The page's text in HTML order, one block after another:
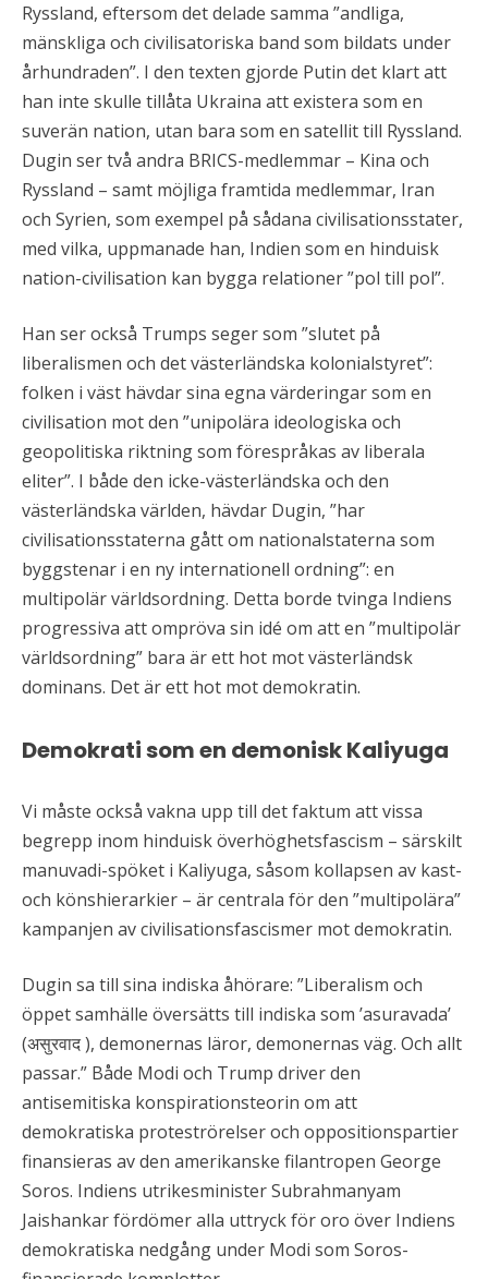
Ryssland, eftersom det delade samma ”andliga,
mänskliga och civilisatoriska band som bildats under
århundraden”. I den texten gjorde Putin det klart att
han inte skulle tillåta Ukraina att existera som en
suverän nation, utan bara som en satellit till Ryssland.
Dugin ser två andra BRICS-medlemmar – Kina och
Ryssland – samt möjliga framtida medlemmar, Iran
och Syrien, som exempel på sådana civilisationsstater,
med vilka, uppmanade han, Indien som en hinduisk
nation-civilisation kan bygga relationer ”pol till pol”.
Han ser också Trumps seger som ”slutet på
liberalismen och det västerländska kolonialstyret”:
folken i väst hävdar sina egna värderingar som en
civilisation mot den ”unipolära ideologiska och
geopolitiska riktning som förespråkas av liberala
eliter”. I både den icke-västerländska och den
västerländska världen, hävdar Dugin, ”har
civilisationsstaterna gått om nationalstaterna som
byggstenar i en ny internationell ordning”: en
multipolär världsordning. Detta borde tvinga Indiens
progressiva att ompröva sin idé om att en ”multipolär
världsordning” bara är ett hot mot västerländsk
dominans. Det är ett hot mot demokratin.
Demokrati som en demonisk Kaliyuga
Vi måste också vakna upp till det faktum att vissa
begrepp inom hinduisk överhöghetsfascism – särskilt
manuvadi-spöket i Kaliyuga, såsom kollapsen av kast-
och könshierarkier – är centrala för den ”multipolära”
kampanjen av civilisationsfascismer mot demokratin.
Dugin sa till sina indiska åhörare: ”Liberalism och
öppet samhälle översätts till indiska som ’asuravada’
(असुरवाद ), demonernas läror, demonernas väg. Och allt
passar.” Både Modi och Trump driver den
antisemitiska konspirationsteorin om att
demokratiska proteströrelser och oppositionspartier
finansieras av den amerikanske filantropen George
Soros. Indiens utrikesminister Subrahmanyam
Jaishankar fördömer alla uttryck för oro över Indiens
demokratiska nedgång under Modi som Soros-